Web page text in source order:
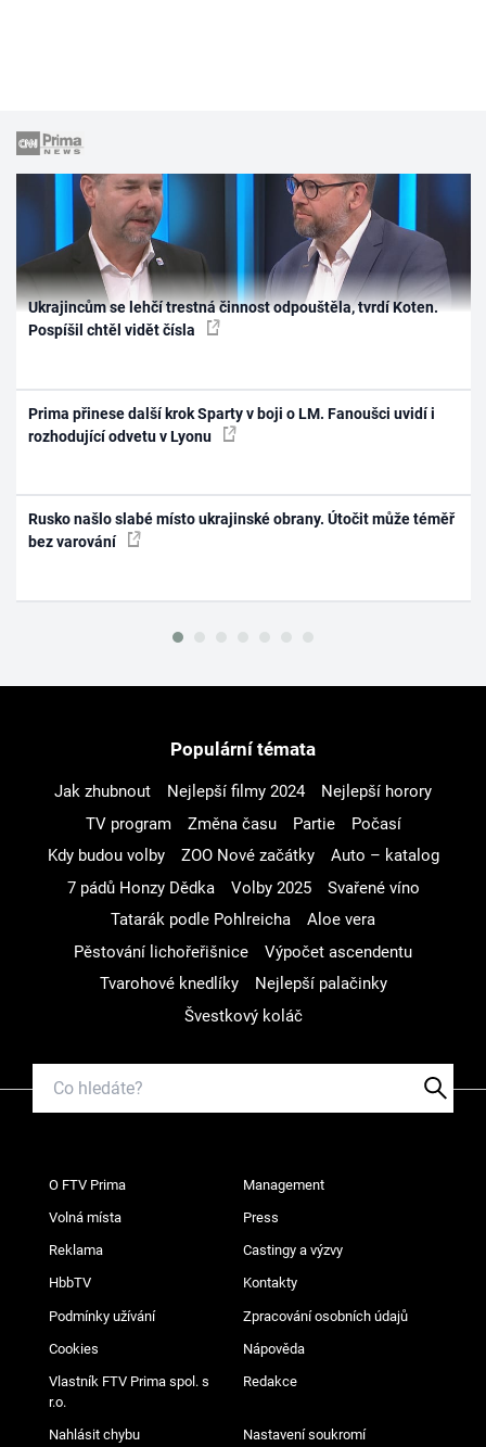
Ukrajincům se lehčí trestná činnost odpouštěla, tvrdí Koten.
Pospíšil chtěl vidět čísla
Prima přinese další krok Sparty v boji o LM. Fanoušci uvidí i
rozhodující odvetu v Lyonu
Rusko našlo slabé místo ukrajinské obrany. Útočit může téměř
bez varování
Populární témata
Jak zhubnout Nejlepší filmy 2024
Nejlepší horory
TV program
Změna času Partie
Počasí
Kdy budou volby
ZOO Nové začátky
Auto – katalog
7 pádů Honzy Dědka
Volby 2025
Svařené víno
Tatarák podle Pohlreicha
Aloe vera
Pěstování lichořeřišnice
Výpočet ascendentu
Tvarohové knedlíky
Nejlepší palačinky
Švestkový koláč
O FTV Prima Management
Volná místa Press
Reklama Castingy a výzvy
HbbTV Kontakty
Podmínky užívání Zpracování osobních údajů
Cookies Nápověda
Vlastník FTV Prima spol. s
r.o.
Redakce
Nahlásit chybu Nastavení soukromí